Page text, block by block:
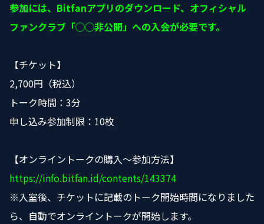
参加には、Bitfanアプリのダウンロード、オフィシャル
ファンクラブ「◯◯非公開」への入会が必要です。
【チケット】
2,700円（税込）
トーク時間：3分
申し込み参加制限：10枚
【オンライントークの購入〜参加方法】
https://info.bitfan.id/contents/143374
※入室後、チケットに記載のトーク開始時間になりました
ら、自動でオンライントークが開始します。